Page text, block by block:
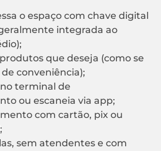
o espaço com chave digital
integrada ao
que deseja (como se
conveniência);
terminal de
ou escaneia via app;
com cartão, pix ou
sem atendentes e com